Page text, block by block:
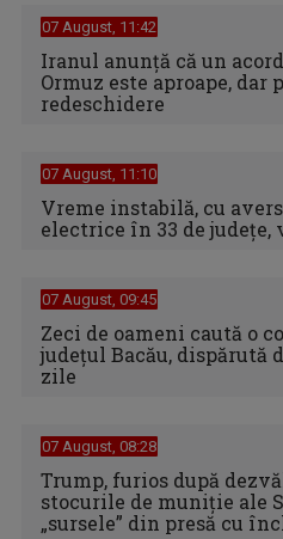
07 August, 11:42
Iranul anunță că un
Ormuz este aproape,
redeschidere
07 August, 11:10
Vreme instabilă, cu
electrice în 33 de judeţe,
07 August, 09:45
Zeci de oameni caută o
judeţul Bacău, dispărută
zile
07 August, 08:28
Trump, furios după
stocurile de muniție ale
„sursele” din presă cu